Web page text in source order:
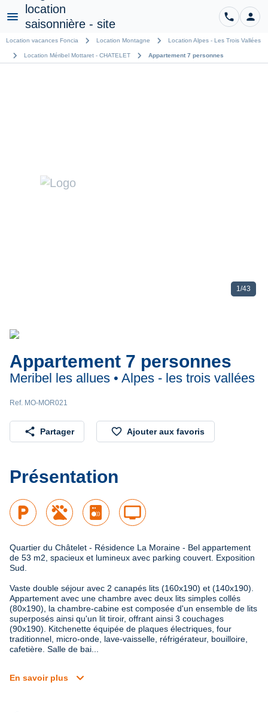
Menu phone person
Location vacances Foncia chevron_right Location Montagne chevron_right Location Alpes - Les Trois Vallées
chevron_right Location Méribel Mottaret - CHATELET chevron_right Appartement 7 personnes
1/43
Appartement 7 personnes
Meribel les allues • Alpes - les trois vallées
Ref. MO-MOR021
share Partager favorite_border Ajouter aux favoris
Présentation
local_parking tv
Quartier du Châtelet - Résidence La Moraine - Bel appartement
de 53 m2, spacieux et lumineux avec parking couvert. Exposition
Sud.
Vaste double séjour avec 2 canapés lits (160x190) et (140x190).
Appartement avec une chambre avec deux lits simples collés
(80x190), la chambre-cabine est composée d'un ensemble de lits
superposés ainsi qu'un lit tiroir, offrant ainsi 3 couchages
(90x190). Kitchenette équipée de plaques électriques, four
traditionnel, micro-onde, lave-vaisselle, réfrigérateur, bouilloire,
cafetière. Salle de bai...
En savoir plus expand_more